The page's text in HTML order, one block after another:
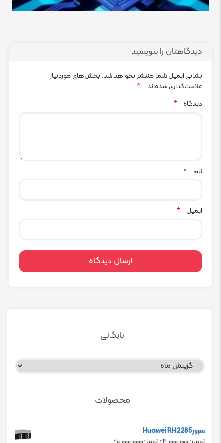
دیدگاهتان را بنویسید
نشانی ایمیل شما منتشر نخواهد شد. بخش‌های موردنیاز
علامت‌گذاری شده‌اند
*
دیدگاه
*
نام *
ایمیل *
بایگانی
بایگانی
محصولات
سرورHuawei RH2285
Original
Current